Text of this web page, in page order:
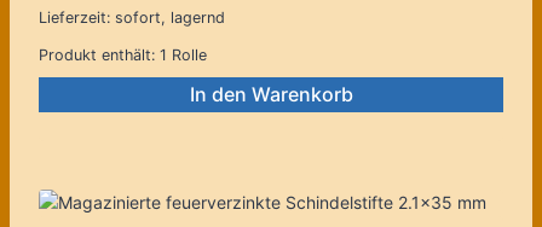
Lieferzeit: sofort, lagernd
Produkt enthält: 1 Rolle
In den Warenkorb